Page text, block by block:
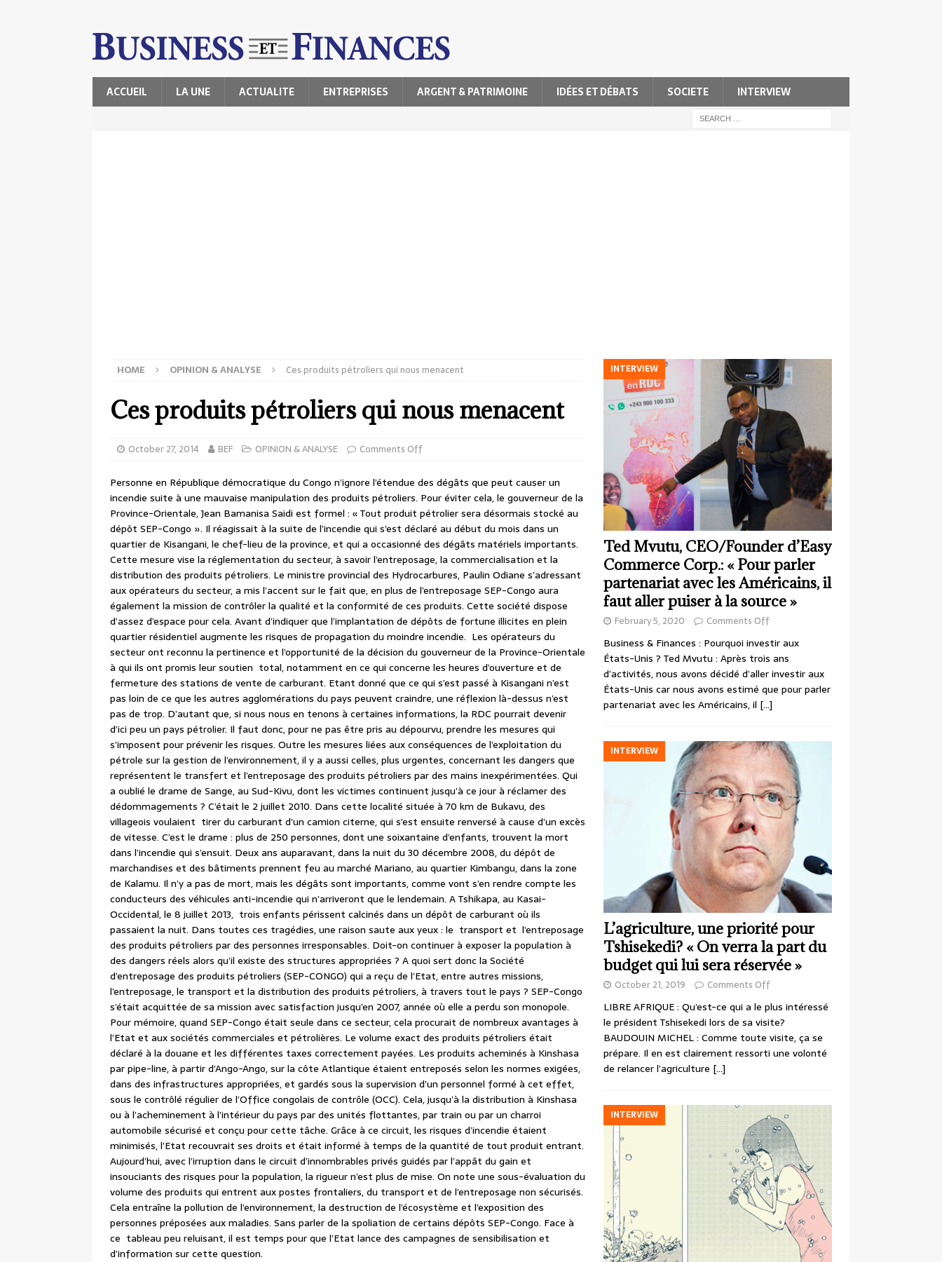
ACCUEIL LA UNE ACTUALITE ENTREPRISES ARGENT & PATRIMOINE IDÉES ET DÉBATS SOCIETE INTERVIEW
HOME OPINION & ANALYSE Ces produits pétroliers qui nous menacent
Ces produits pétroliers qui nous menacent
October 27, 2014 BEF OPINION & ANALYSE Comments Off
Personne en République démocratique du Congo n’ignore l’étendue des dégâts que peut causer un
incendie suite à une mauvaise manipulation des produits pétroliers. Pour éviter cela, le gouverneur de la
Province-Orientale, Jean Bamanisa Saidi est formel : « Tout produit pétrolier sera désormais stocké au
dépôt SEP-Congo ». Il réagissait à la suite de l’incendie qui s’est déclaré au début du mois dans un
quartier de Kisangani, le chef-lieu de la province, et qui a occasionné des dégâts matériels importants.
Cette mesure vise la réglementation du secteur, à savoir l’entreposage, la commercialisation et la
distribution des produits pétroliers. Le ministre provincial des Hydrocarbures, Paulin Odiane s’adressant
aux opérateurs du secteur, a mis l’accent sur le fait que, en plus de l’entreposage SEP-Congo aura
également la mission de contrôler la qualité et la conformité de ces produits. Cette société dispose
d’assez d’espace pour cela. Avant d’indiquer que l’implantation de dépôts de fortune illicites en plein
quartier résidentiel augmente les risques de propagation du moindre incendie. Les opérateurs du
secteur ont reconnu la pertinence et l’opportunité de la décision du gouverneur de la Province-Orientale
à qui ils ont promis leur soutien total, notamment en ce qui concerne les heures d’ouverture et de
fermeture des stations de vente de carburant. Etant donné que ce qui s’est passé à Kisangani n’est
pas loin de ce que les autres agglomérations du pays peuvent craindre, une réflexion là-dessus n’est
pas de trop. D’autant que, si nous nous en tenons à certaines informations, la RDC pourrait devenir
d’ici peu un pays pétrolier. Il faut donc, pour ne pas être pris au dépourvu, prendre les mesures qui
s’imposent pour prévenir les risques. Outre les mesures liées aux conséquences de l’exploitation du
pétrole sur la gestion de l’environnement, il y a aussi celles, plus urgentes, concernant les dangers que
représentent le transfert et l’entreposage des produits pétroliers par des mains inexpérimentées. Qui
a oublié le drame de Sange, au Sud-Kivu, dont les victimes continuent jusqu’à ce jour à réclamer des
dédommagements ? C’était le 2 juillet 2010. Dans cette localité située à 70 km de Bukavu, des
villageois voulaient tirer du carburant d’un camion citerne, qui s’est ensuite renversé à cause d’un excès
de vitesse. C’est le drame : plus de 250 personnes, dont une soixantaine d’enfants, trouvent la mort
dans l’incendie qui s’ensuit. Deux ans auparavant, dans la nuit du 30 décembre 2008, du dépôt de
marchandises et des bâtiments prennent feu au marché Mariano, au quartier Kimbangu, dans la zone
de Kalamu. Il n’y a pas de mort, mais les dégâts sont importants, comme vont s’en rendre compte les
conducteurs des véhicules anti-incendie qui n’arriveront que le lendemain. A Tshikapa, au Kasai-
Occidental, le 8 juillet 2013, trois enfants périssent calcinés dans un dépôt de carburant où ils
passaient la nuit. Dans toutes ces tragédies, une raison saute aux yeux : le transport et l’entreposage
des produits pétroliers par des personnes irresponsables. Doit-on continuer à exposer la population à
des dangers réels alors qu’il existe des structures appropriées ? A quoi sert donc la Société
d’entreposage des produits pétroliers (SEP-CONGO) qui a reçu de l’Etat, entre autres missions,
l’entreposage, le transport et la distribution des produits pétroliers, à travers tout le pays ? SEP-Congo
s’était acquittée de sa mission avec satisfaction jusqu’en 2007, année où elle a perdu son monopole.
Pour mémoire, quand SEP-Congo était seule dans ce secteur, cela procurait de nombreux avantages à
l’Etat et aux sociétés commerciales et pétrolières. Le volume exact des produits pétroliers était
déclaré à la douane et les différentes taxes correctement payées. Les produits acheminés à Kinshasa
par pipe-line, à partir d’Ango-Ango, sur la côte Atlantique étaient entreposés selon les normes exigées,
dans des infrastructures appropriées, et gardés sous la supervision d’un personnel formé à cet effet,
sous le contrôlé régulier de l’Office congolais de contrôle (OCC). Cela, jusqu’à la distribution à Kinshasa
ou à l’acheminement à l’intérieur du pays par des unités flottantes, par train ou par un charroi
automobile sécurisé et conçu pour cette tâche. Grâce à ce circuit, les risques d’incendie étaient
minimisés, l’Etat recouvrait ses droits et était informé à temps de la quantité de tout produit entrant.
Aujourd’hui, avec l’irruption dans le circuit d’innombrables privés guidés par l’appât du gain et
insouciants des risques pour la population, la rigueur n’est plus de mise. On note une sous-évaluation du
volume des produits qui entrent aux postes frontaliers, du transport et de l’entreposage non sécurisés.
Cela entraîne la pollution de l’environnement, la destruction de l’écosystème et l’exposition des
personnes préposées aux maladies. Sans parler de la spoliation de certains dépôts SEP-Congo. Face à
ce tableau peu reluisant, il est temps pour que l’Etat lance des campagnes de sensibilisation et
d’information sur cette question.
INTERVIEW
Ted Mvutu, CEO/Founder d’Easy
Commerce Corp.: « Pour parler
partenariat avec les Américains, il
faut aller puiser à la source »
February 5, 2020 Comments Off
Business & Finances : Pourquoi investir aux
États-Unis ? Ted Mvutu : Après trois ans
d’activités, nous avons décidé d’aller investir aux
États-Unis car nous avons estimé que pour parler
partenariat avec les Américains, il […]
INTERVIEW
L’agriculture, une priorité pour
Tshisekedi? « On verra la part du
budget qui lui sera réservée »
October 21, 2019 Comments Off
LIBRE AFRIQUE : Qu’est-ce qui a le plus intéressé
le président Tshisekedi lors de sa visite?
BAUDOUIN MICHEL : Comme toute visite, ça se
prépare. Il en est clairement ressorti une volonté
de relancer l’agriculture […]
INTERVIEW